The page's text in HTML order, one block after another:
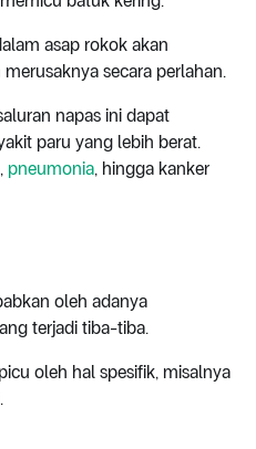
asap rokok akan
secara perlahan.
napas ini dapat
paru yang lebih berat.
, pneumonia, hingga kanker
oleh adanya
terjadi tiba-tiba.
oleh hal spesifik, misalnya